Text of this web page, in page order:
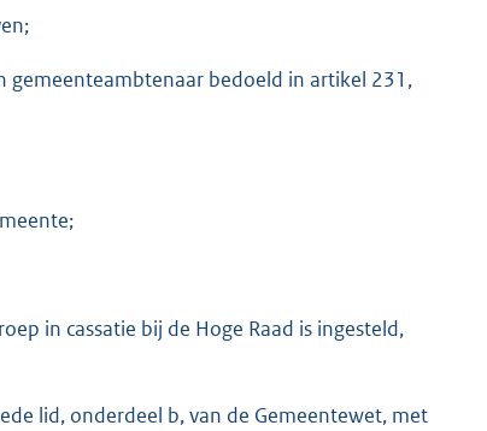
gemeenteambtenaar bedoeld in artikel 231,
in cassatie bij de Hoge Raad is ingesteld,
lid, onderdeel b, van de Gemeentewet, met